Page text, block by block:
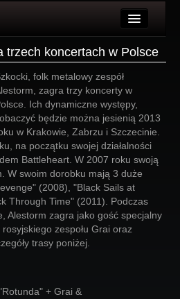
trzech koncertach w Polsce
folk metalowy zespół
zagra trzy koncerty w
Ich dynamiczne występy,
będzie można jesienią 2013
w Krakowie, Zabrzu i Szczecinie.
na początku swojej działalności
Battleheart. W 2007 roku swoją
W swoim dorobku mają 3 duże
(2008), "Black Sails at
Through Time" (2011). Podczas
Alestorm zagra jako gość specjalny
zespołu Grai oraz
trasy poniżej.
+ Grai &